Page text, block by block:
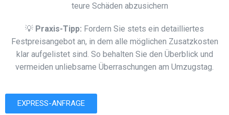
teure Schäden abzusichern
💡 Praxis-Tipp: Fordern Sie stets ein detailliertes
Festpreisangebot an, in dem alle möglichen Zusatzkosten
klar aufgelistet sind. So behalten Sie den Überblick und
vermeiden unliebsame Überraschungen am Umzugstag.
EXPRESS-ANFRAGE